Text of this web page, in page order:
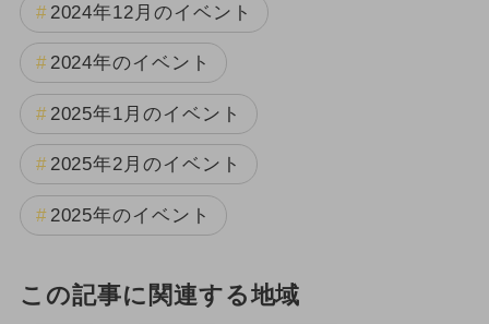
2024年12月のイベント
2024年のイベント
2025年1月のイベント
2025年2月のイベント
2025年のイベント
この記事に関連する地域